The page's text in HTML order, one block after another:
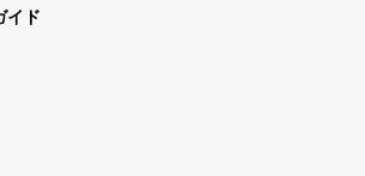
イド